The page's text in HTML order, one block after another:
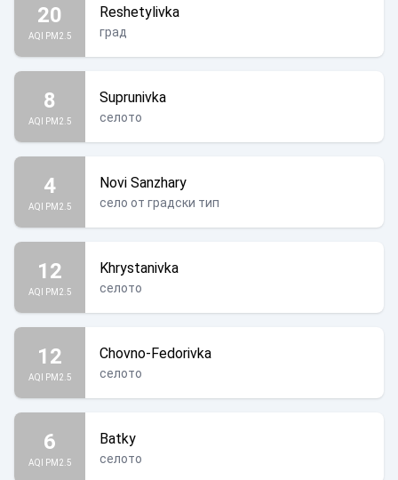
20
AQI PM2.5
Reshetylivka
град
8
AQI PM2.5
Suprunivka
селото
4
AQI PM2.5
Novi Sanzhary
село от градски тип
12
AQI PM2.5
Khrystanivka
селото
12
AQI PM2.5
Chovno-Fedorivka
селото
6
AQI PM2.5
Batky
селото